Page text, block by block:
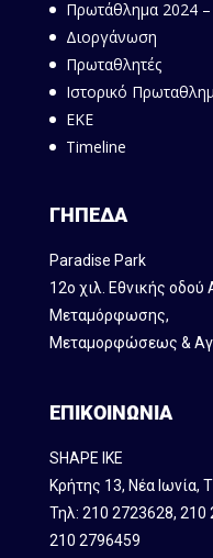
Πρωτάθλημα 2024
Διοργάνωση
Πρωταθλητές
Ιστορικό
ΕΚΕ
Timeline
ΓΗΠΕΔΑ
Paradise Park
12ο χιλ. Εθνικής
Mεταμόρφωσης,
Μεταμορφώσεως &
ΕΠΙΚΟΙΝΩΝΙΑ
SHAPE IKE
Κρήτης 13, Νέα Ιωνία,
Τηλ: 210 2723628, 210
210 2796459